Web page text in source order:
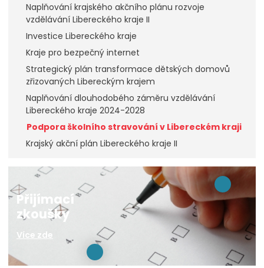
Naplňování krajského akčního plánu rozvoje
vzdělávání Libereckého kraje II
Investice Libereckého kraje
Kraje pro bezpečný internet
Strategický plán transformace dětských domovů
zřizovaných Libereckým krajem
Naplňování dlouhodobého záměru vzdělávání
Libereckého kraje 2024-2028
Podpora školního stravování v Libereckém kraji
Krajský akční plán Libereckého kraje II
Přijímací
zkoušky
Více zde